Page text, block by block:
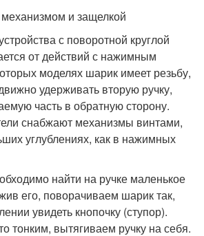
и защелкой
с поворотной круглой
от действий с нажимным
моделях шарик имеет резьбу,
удерживать вторую ручку,
часть в обратную сторону.
снабжают механизмы винтами,
углублениях, как в нажимных
найти на ручке маленькое
его, поворачиваем шарик так,
увидеть кнопочку (ступор).
тонким, вытягиваем ручку на себя.